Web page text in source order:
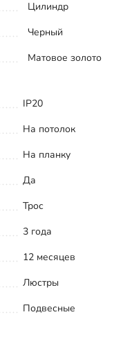
Цилиндр
Черный
Матовое золото
IP20
На потолок
На планку
Да
Трос
3 года
12 месяцев
Люстры
Подвесные